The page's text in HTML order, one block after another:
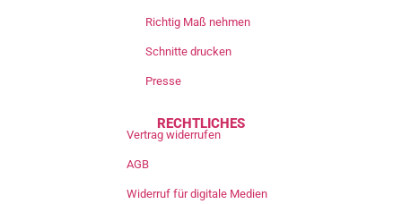
Richtig Maß nehmen
Schnitte drucken
Presse
RECHTLICHES
Vertrag widerrufen
AGB
Widerruf für digitale Medien